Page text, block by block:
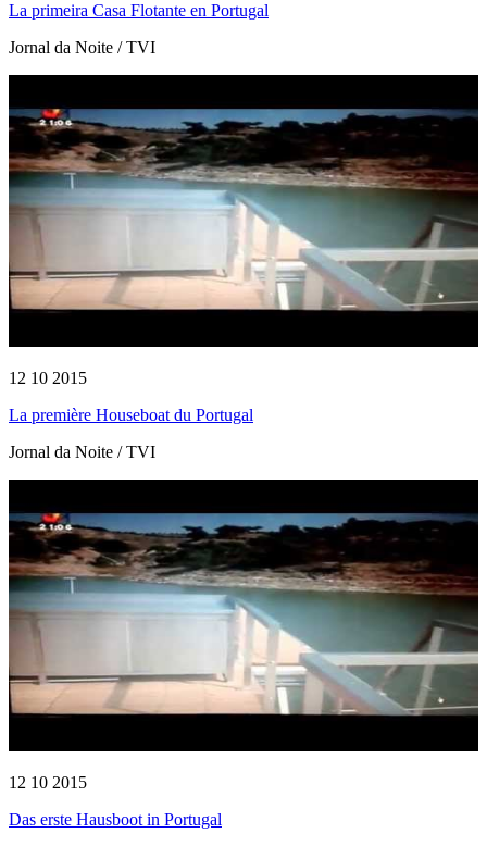
La primeira Casa Flotante en Portugal
Jornal da Noite / TVI
12 10 2015
La première Houseboat du Portugal
Jornal da Noite / TVI
12 10 2015
Das erste Hausboot in Portugal